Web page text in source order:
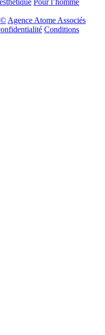
© Agence Atome Associés
Conditions